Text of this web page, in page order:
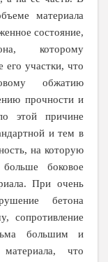
материала
состояние,
которому
его участки, что
обжатию
прочности и
этой причине
и тем в
на которую
боковое
При очень
бетона
сопротивление
большим и
что